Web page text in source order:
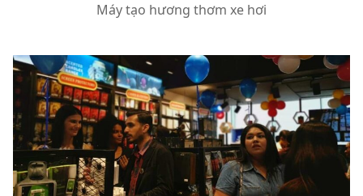
Máy tạo hương thơm xe hơi